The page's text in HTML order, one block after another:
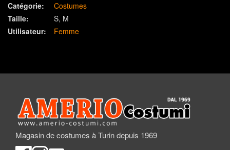
Catégorie:
Costumes
Taille:
S M
Utilisateur:
Femme
Magasin de costumes à Turin depuis 1969